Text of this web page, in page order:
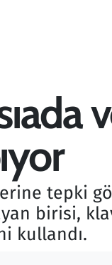
tepki
birisi,
kullandı.